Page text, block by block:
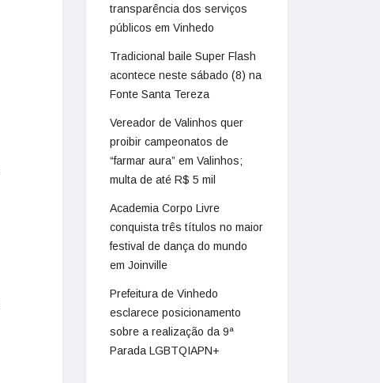
transparência dos serviços
públicos em Vinhedo
Tradicional baile Super Flash
acontece neste sábado (8) na
Fonte Santa Tereza
Vereador de Valinhos quer
proibir campeonatos de
“farmar aura” em Valinhos;
multa de até R$ 5 mil
Academia Corpo Livre
conquista três títulos no maior
festival de dança do mundo
em Joinville
Prefeitura de Vinhedo
esclarece posicionamento
sobre a realização da 9ª
Parada LGBTQIAPN+